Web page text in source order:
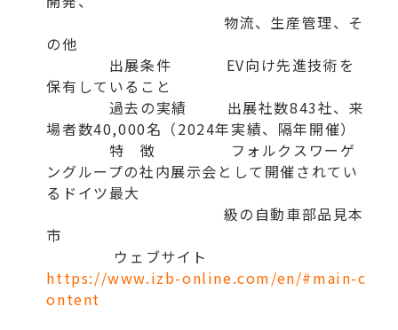
物流、生産管理、そ
の他
出展条件 EV向け先進技術を
保有していること
過去の実績 出展社数843社、来
場者数40,000名（2024年実績、隔年開催）
特 徴 フォルクスワーゲ
ングループの社内展示会として開催されてい
るドイツ最大
級の自動車部品見本
市
ウェブサイト
https://www.izb-online.com/en/#main-c
ontent